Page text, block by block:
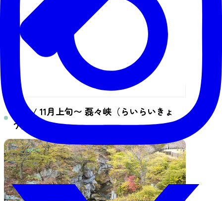
見頃 / 11月上旬〜 磊々峡（らいらいきょ
う）